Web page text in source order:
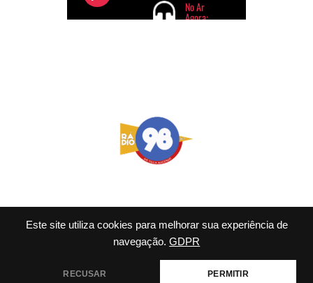
Este site utiliza cookies para melhorar sua experiência de
navegação. GDPR
RECUSAR PERMITIR
WordPress por
Kadence WP